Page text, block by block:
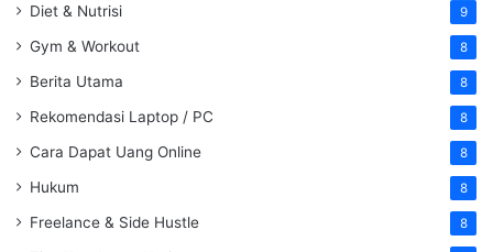
Diet & Nutrisi 9
Gym & Workout 8
Berita Utama 8
Rekomendasi Laptop / PC 8
Cara Dapat Uang Online 8
Hukum 8
Freelance & Side Hustle 8